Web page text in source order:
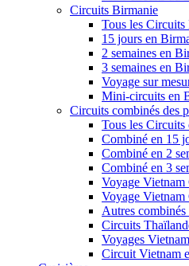
Circuits Birmanie
Tous les
15 jours en
2 semaines en
3 semaines en
Voyage sur
Mini-circuits en
Circuits combinés des
Tous les Circuits
Combiné en 15
Combiné en 2
Combiné en 3
Voyage Vietnam
Voyage Vietnam
Autres
Circuits
Voyages
Circuit Vietnam